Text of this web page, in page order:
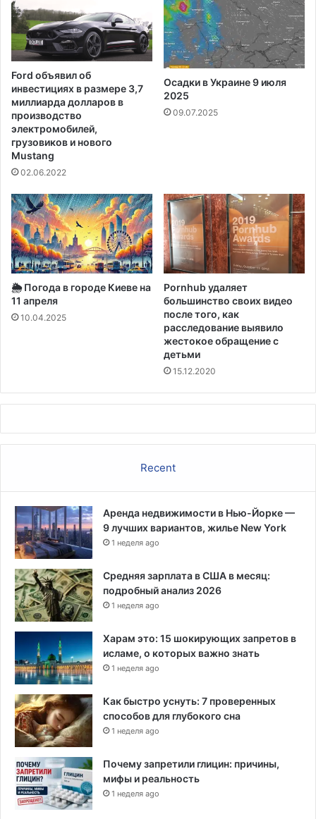
т
а
в
и
ь
п
д
у
г
р
з
у
п
р
о
г
р
е
с
л
а
т
а
в
ж
е
н
щ
и
н
о
з
л
е
е
с
т
о
р
а
н
и
з
-
з
а
C
O
V
I
Ford объявил об
инвестициях в размере 3,7
миллиарда долларов в
производство
электромобилей,
грузовиков и нового
Mustang
02.06.2022
Осадки в Украине 9 июля
2025
09.07.2025
🌦️ Погода в городе Киеве на
11 апреля
10.04.2025
Pornhub удаляет
большинство своих видео
после того, как
расследование выявило
жестокое обращение с
детьми
15.12.2020
Recent
Аренда недвижимости в Нью-Йорке —
9 лучших вариантов, жилье New York
1 неделя ago
Средняя зарплата в США в месяц:
подробный анализ 2026
1 неделя ago
Харам это: 15 шокирующих запретов в
исламе, о которых важно знать
1 неделя ago
Как быстро уснуть: 7 проверенных
способов для глубокого сна
1 неделя ago
Почему запретили глицин: причины,
мифы и реальность
1 неделя ago